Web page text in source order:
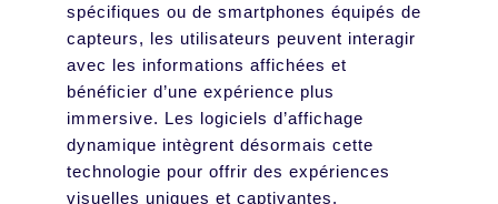
spécifiques ou de smartphones équipés de
capteurs, les utilisateurs peuvent interagir
avec les informations affichées et
bénéficier d’une expérience plus
immersive. Les logiciels d’affichage
dynamique intègrent désormais cette
technologie pour offrir des expériences
visuelles uniques et captivantes.